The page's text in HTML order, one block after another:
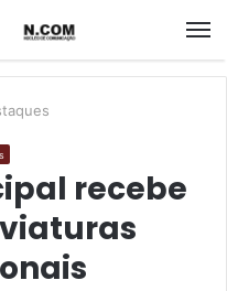
recebe